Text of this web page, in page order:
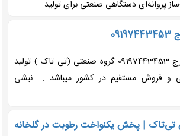
نبشی پلاستیکی در کرج 09197443453 گروه صنعتی (تی تاک ) تولید
و فروش مستقیم در کشور میباشد . نبشی
تی‌تاک | پخش یکنواخت رطوبت در گلخانه